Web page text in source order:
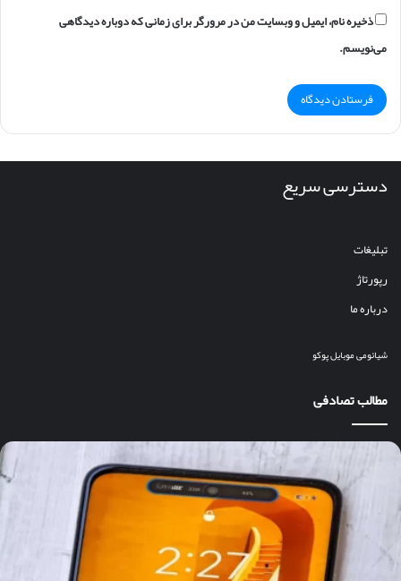
ذخیره نام، ایمیل و وبسایت من در مرورگر برای زمانی که دوباره دیدگاهی
می‌نویسم.
دسترسی سریع
تبلیغات
رپورتاژ
درباره ما
شیائومیموبایلپوکو
مطالب تصادفی